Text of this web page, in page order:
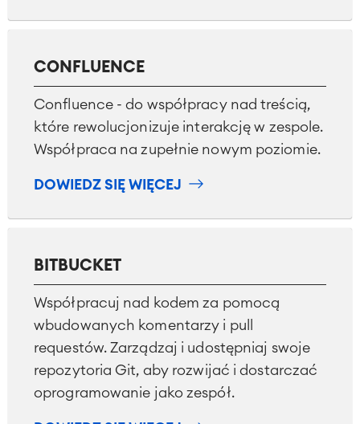
CONFLUENCE
Confluence - do współpracy nad treścią,
które rewolucjonizuje interakcję w zespole.
Współpraca na zupełnie nowym poziomie.
DOWIEDZ SIĘ WIĘCEJ
BITBUCKET
Współpracuj nad kodem za pomocą
wbudowanych komentarzy i pull
requestów. Zarządzaj i udostępniaj swoje
repozytoria Git, aby rozwijać i dostarczać
oprogramowanie jako zespół.